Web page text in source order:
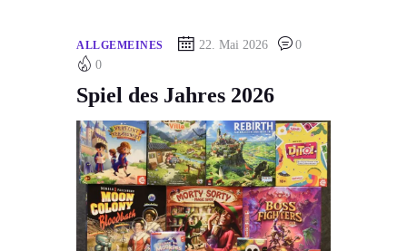
ALLGEMEINES 22. Mai 2026
0
0
Spiel des Jahres 2026